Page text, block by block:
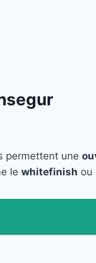
permettent une
le whitefinish ou